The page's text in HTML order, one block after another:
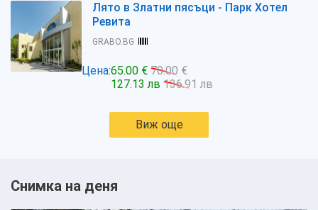
Лято в Златни пясъци - Парк Хотел
Ревита
GRABO.BG
Цена:65.00 € 70.00 €
127.13 лв 136.91 лв
Виж още
Снимка на деня